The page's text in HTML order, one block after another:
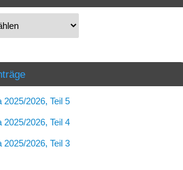
2025/2026, Teil 5
2025/2026, Teil 4
2025/2026, Teil 3